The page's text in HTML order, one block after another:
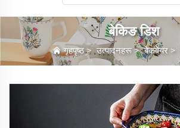
बेकिङ डिश
गृहपृष्ठ>उत्पादनहरू >बेकवेयर >